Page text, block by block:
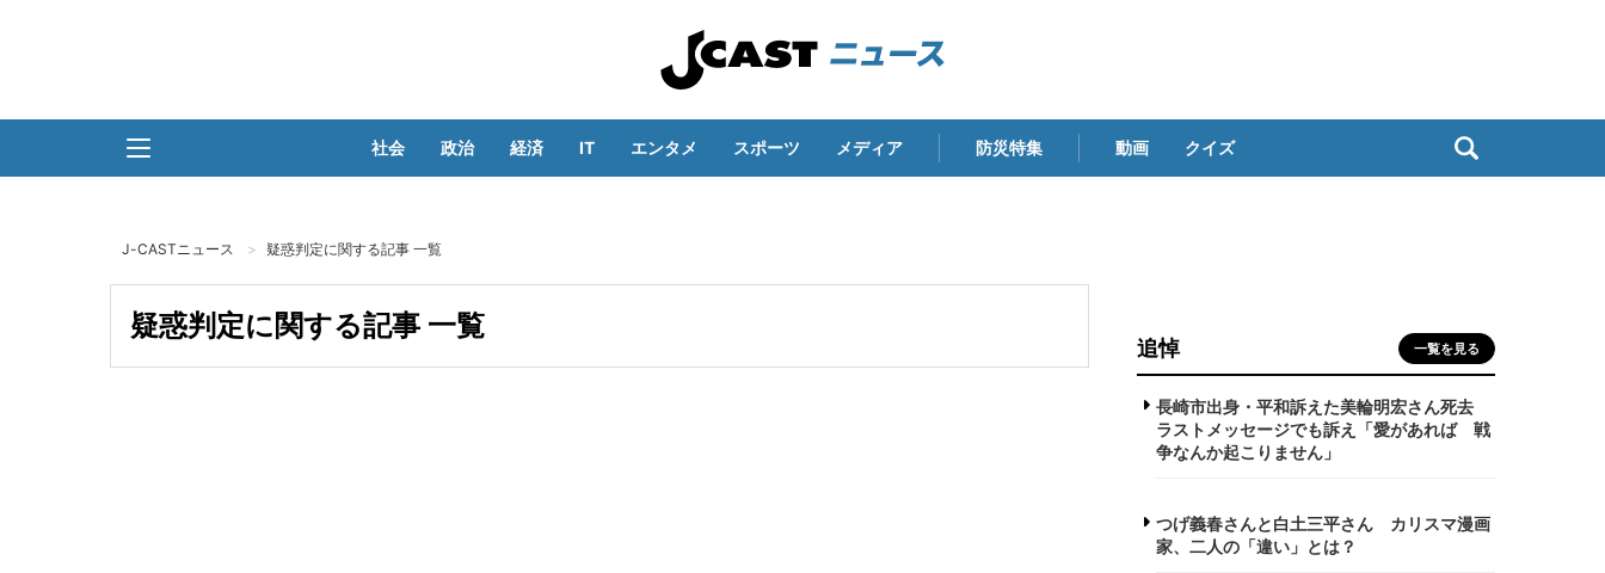
社会 政治 経済 IT エンタメ スポーツ メディア 防災特集 動画 クイズ
J-CASTニュース 疑惑判定に関する記事 一覧
疑惑判定に関する記事 一覧
追悼 一覧を見る
長崎市出身・平和訴えた美輪明宏さん死去
ラストメッセージでも訴え「愛があれば 戦
争なんか起こりません」
つげ義春さんと白土三平さん カリスマ漫画
家、二人の「違い」とは？